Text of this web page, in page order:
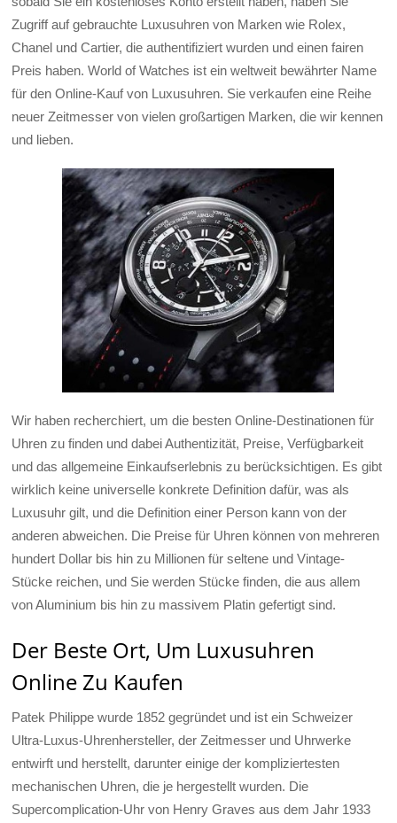
Zugriff auf gebrauchte Luxusuhren von Marken wie Rolex,
Chanel und Cartier, die authentifiziert wurden und einen fairen
Preis haben. World of Watches ist ein weltweit bewährter Name
für den Online-Kauf von Luxusuhren. Sie verkaufen eine Reihe
neuer Zeitmesser von vielen großartigen Marken, die wir kennen
und lieben.
Wir haben recherchiert, um die besten Online-Destinationen für
Uhren zu finden und dabei Authentizität, Preise, Verfügbarkeit
und das allgemeine Einkaufserlebnis zu berücksichtigen. Es gibt
wirklich keine universelle konkrete Definition dafür, was als
Luxusuhr gilt, und die Definition einer Person kann von der
anderen abweichen. Die Preise für Uhren können von mehreren
hundert Dollar bis hin zu Millionen für seltene und Vintage-
Stücke reichen, und Sie werden Stücke finden, die aus allem
von Aluminium bis hin zu massivem Platin gefertigt sind.
Der Beste Ort, Um Luxusuhren
Online Zu Kaufen
Patek Philippe wurde 1852 gegründet und ist ein Schweizer
Ultra-Luxus-Uhrenhersteller, der Zeitmesser und Uhrwerke
entwirft und herstellt, darunter einige der kompliziertesten
mechanischen Uhren, die je hergestellt wurden. Die
Supercomplication-Uhr von Henry Graves aus dem Jahr 1933